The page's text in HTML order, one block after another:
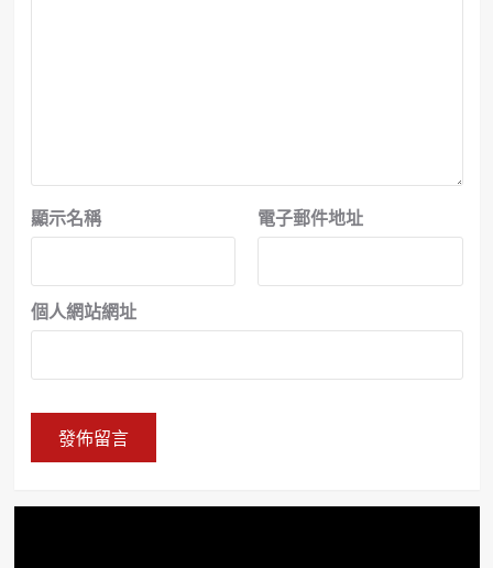
顯示名稱 電子郵件地址
個人網站網址